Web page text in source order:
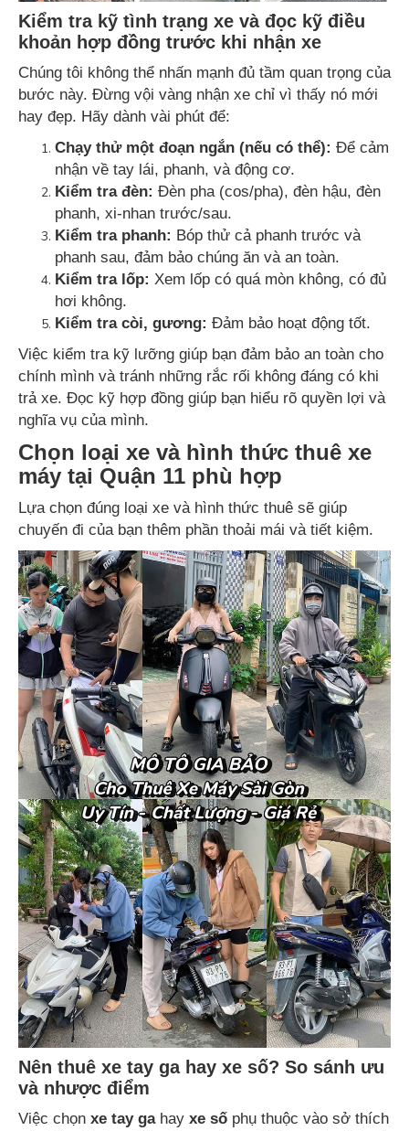
Kiểm tra kỹ tình trạng xe và đọc kỹ điều
khoản hợp đồng trước khi nhận xe
Chúng tôi không thể nhấn mạnh đủ tầm quan trọng của
bước này. Đừng vội vàng nhận xe chỉ vì thấy nó mới
hay đẹp. Hãy dành vài phút để:
Chạy thử một đoạn ngắn (nếu có thể): Để cảm
nhận về tay lái, phanh, và động cơ.
Kiểm tra đèn: Đèn pha (cos/pha), đèn hậu, đèn
phanh, xi-nhan trước/sau.
Kiểm tra phanh: Bóp thử cả phanh trước và
phanh sau, đảm bảo chúng ăn và an toàn.
Kiểm tra lốp: Xem lốp có quá mòn không, có đủ
hơi không.
Kiểm tra còi, gương: Đảm bảo hoạt động tốt.
Việc kiểm tra kỹ lưỡng giúp bạn đảm bảo an toàn cho
chính mình và tránh những rắc rối không đáng có khi
trả xe. Đọc kỹ hợp đồng giúp bạn hiểu rõ quyền lợi và
nghĩa vụ của mình.
Chọn loại xe và hình thức thuê xe
máy tại Quận 11 phù hợp
Lựa chọn đúng loại xe và hình thức thuê sẽ giúp
chuyến đi của bạn thêm phần thoải mái và tiết kiệm.
Nên thuê xe tay ga hay xe số? So sánh ưu
và nhược điểm
Việc chọn xe tay gahay xe số phụ thuộc vào sở thích